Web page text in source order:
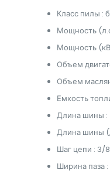
Класс пилы :
Мощность
Мощность
Объем
Объем
Емкость
Длина шины :
Длина шины
Шаг цепи : 3/
Ширина паза :